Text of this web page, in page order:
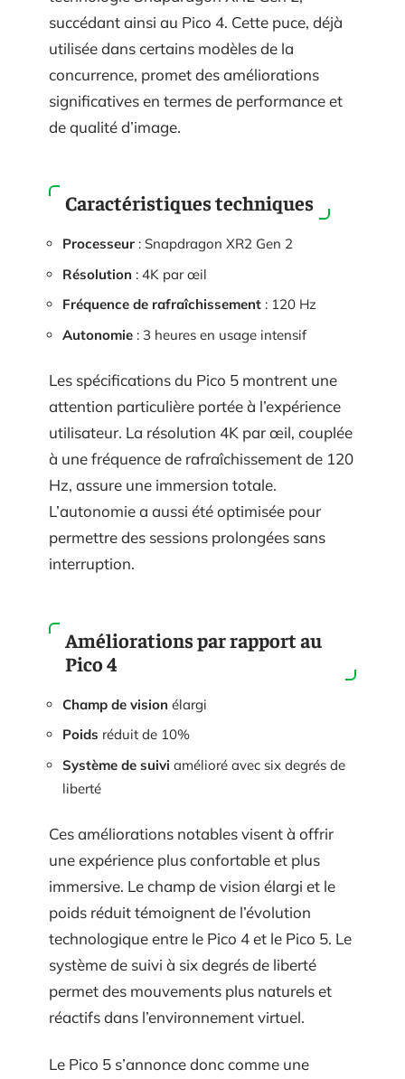
succédant ainsi au Pico 4. Cette puce, déjà
utilisée dans certains modèles de la
concurrence, promet des améliorations
significatives en termes de performance et
de qualité d’image.
Caractéristiques techniques
Processeur : Snapdragon XR2 Gen 2
Résolution : 4K par œil
Fréquence de rafraîchissement : 120 Hz
Autonomie : 3 heures en usage intensif
Les spécifications du Pico 5 montrent une
attention particulière portée à l’expérience
utilisateur. La résolution 4K par œil, couplée
à une fréquence de rafraîchissement de 120
Hz, assure une immersion totale.
L’autonomie a aussi été optimisée pour
permettre des sessions prolongées sans
interruption.
Améliorations par rapport au
Pico 4
Champ de vision élargi
Poids réduit de 10%
Système de suivi amélioré avec six degrés de
liberté
Ces améliorations notables visent à offrir
une expérience plus confortable et plus
immersive. Le champ de vision élargi et le
poids réduit témoignent de l’évolution
technologique entre le Pico 4 et le Pico 5. Le
système de suivi à six degrés de liberté
permet des mouvements plus naturels et
réactifs dans l’environnement virtuel.
Le Pico 5 s’annonce donc comme une